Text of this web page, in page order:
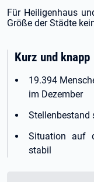
Für Heiligenhaus
Größe der Städte
Kurz und knapp
19.394
im Dezember
Stellenbestand
Situation auf
stabil